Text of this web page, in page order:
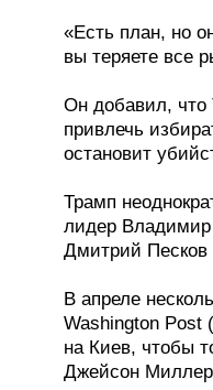
«Есть план, но
вы теряете все
Он добавил, что
привлечь
остановит
Трамп
лидер Владимир
Дмитрий Песков
В апреле
Washington Post
на Киев, чтобы
Джейсон Миллер